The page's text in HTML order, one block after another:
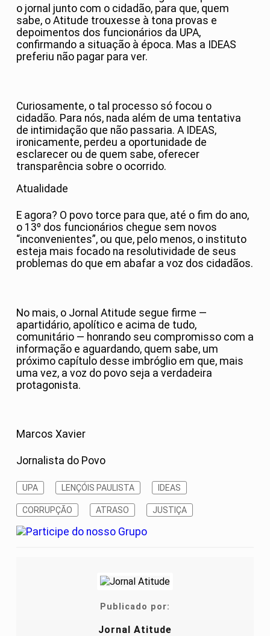
o jornal junto com o cidadão, para que, quem
sabe, o Atitude trouxesse à tona provas e
depoimentos dos funcionários da UPA,
confirmando a situação à época. Mas a IDEAS
preferiu não pagar para ver.
Curiosamente, o tal processo só focou o
cidadão. Para nós, nada além de uma tentativa
de intimidação que não passaria. A IDEAS,
ironicamente, perdeu a oportunidade de
esclarecer ou de quem sabe, oferecer
transparência sobre o ocorrido.
Atualidade
E agora? O povo torce para que, até o fim do ano,
o 13º dos funcionários chegue sem novos
“inconvenientes”, ou que, pelo menos, o instituto
esteja mais focado na resolutividade de seus
problemas do que em abafar a voz dos cidadãos.
No mais, o Jornal Atitude segue firme —
apartidário, apolítico e acima de tudo,
comunitário — honrando seu compromisso com a
informação e aguardando, quem sabe, um
próximo capítulo desse imbróglio em que, mais
uma vez, a voz do povo seja a verdadeira
protagonista.
Marcos Xavier
Jornalista do Povo
UPA LENÇÓIS PAULISTA IDEAS
CORRUPÇÃO ATRASO JUSTIÇA
Publicado por:
Jornal Atitude